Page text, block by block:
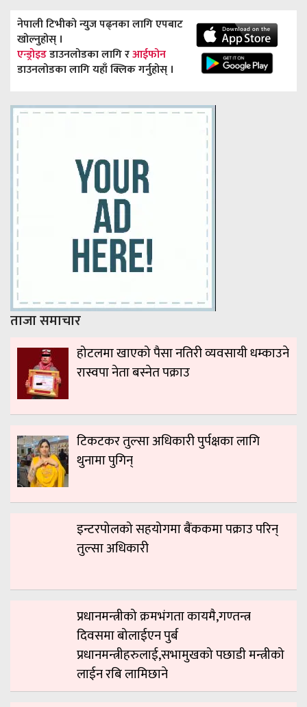
नेपाली टिभीको न्युज पढ्नका लागि एपबाट
खोल्नुहोस् ।
एन्ड्रोइडडाउनलोडका लागि रआईफोन
डाउनलोडका लागि यहाँ क्लिक गर्नुहोस् ।
ताजा समाचार
होटलमा खाएको पैसा नतिरी व्यवसायी धम्काउने
रास्वपा नेता बस्नेत पक्राउ
टिकटकर तुल्सा अधिकारी पुर्पक्षका लागि
थुनामा पुगिन्
इन्टरपोलको सहयोगमा बैंककमा पक्राउ परिन्
तुल्सा अधिकारी
प्रधानमन्त्रीको क्रमभंगता कायमै,गण्तन्त्र
दिवसमा बोलाईएन पुर्ब
प्रधानमन्त्रीहरुलाई,सभामुखको पछाडी मन्त्रीको
लाईन रबि लामिछाने